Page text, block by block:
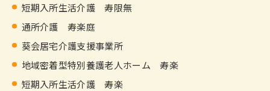
短期入所生活介護 寿限無
通所介護 寿楽庭
葵会居宅介護支援事業所
地域密着型特別養護老人ホーム 寿楽
短期入所生活介護 寿楽